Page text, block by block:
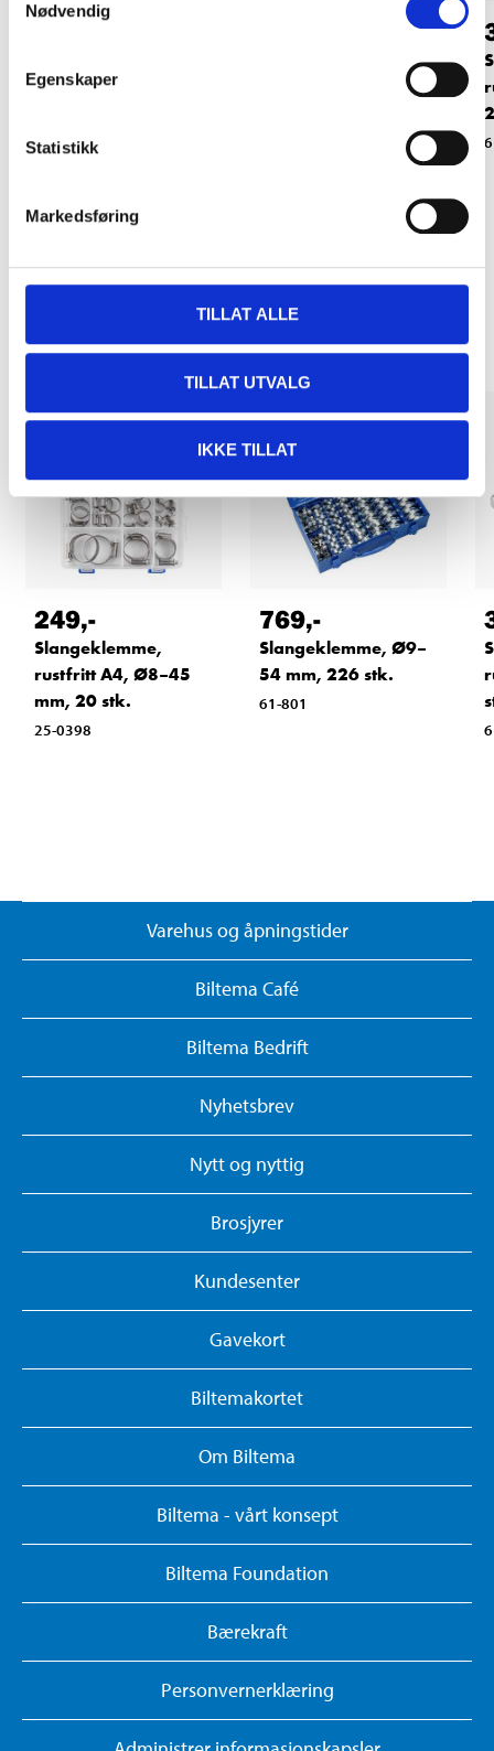
Nødvendig
Egenskaper
Statistikk
Markedsføring
TILLAT ALLE
TILLAT UTVALG
IKKE TILLAT
rustfri, ∅25–35 mm,
61-906
rustfri, ∅31–48 mm,
Relaterte produkter
249,-
Slangeklemme,
rustfritt A4, Ø8–45
mm, 20 stk.
25-0398
769,-
Slangeklemme, Ø9–
54 mm, 226 stk.
61-801
Varehus og åpningstider
Biltema Café
Biltema Bedrift
Nyhetsbrev
Nytt og nyttig
Brosjyrer
Kundesenter
Gavekort
Biltemakortet
Om Biltema
Biltema - vårt konsept
Biltema Foundation
Bærekraft
Personvernerklæring